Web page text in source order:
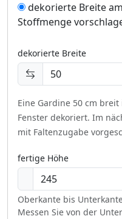
dekorierte Breite
Stoffmenge
dekorierte Breite
Eine Gardine 50 cm
Fenster dekoriert. Im
mit Faltenzugabe
fertige Höhe
Oberkante bis
Messen Sie von der